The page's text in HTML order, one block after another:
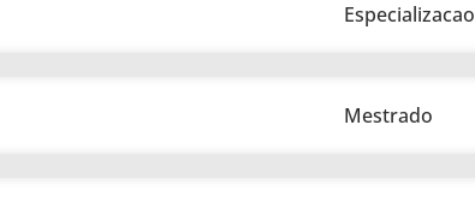
Especializacao
Mestrado